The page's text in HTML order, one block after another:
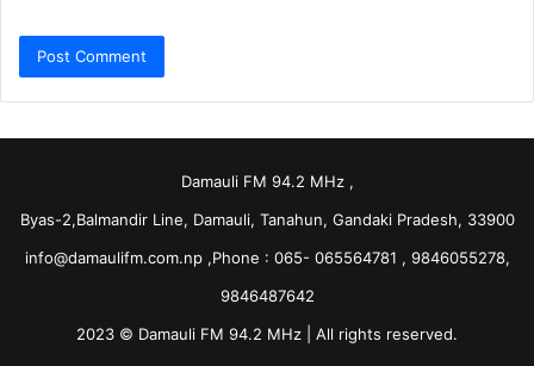
Damauli FM 94.2 MHz ,
Byas-2,Balmandir Line, Damauli, Tanahun, Gandaki Pradesh, 33900
info@damaulifm.com.np,Phone : 065- 065564781 , 9846055278,
9846487642
2023 © Damauli FM 94.2 MHz | All rights reserved.